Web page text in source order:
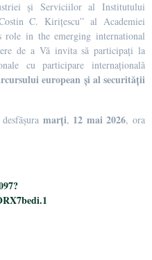
și Serviciilor al Institutului
C. Kirițescu” al Academiei
role in the emerging international
de a Vă invita să participați la
cu participare internațională
european și al securității
marți, 12 mai 2026, ora